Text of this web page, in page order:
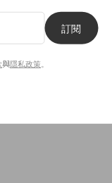
訂閱
與隱私政策